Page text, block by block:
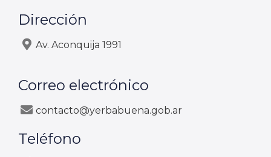
Dirección
Av. Aconquija 1991
Correo electrónico
contacto@yerbabuena.gob.ar
Teléfono